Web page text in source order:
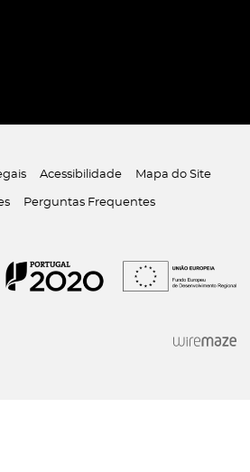
Acessibilidade Mapa do Site
Perguntas Frequentes